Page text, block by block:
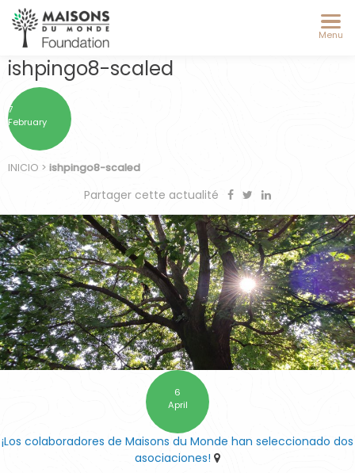
Menu
ishpingo8-scaled
7
February
INICIO > ishpingo8-scaled
Partager cette actualité
6
April
¡Los colaboradores de Maisons du Monde han seleccionado dos
asociaciones!